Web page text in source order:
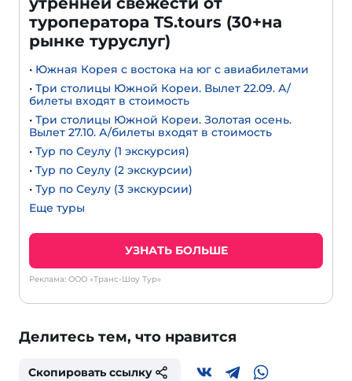
туроператора TS.tours (30+на
рынке туруслуг)
• Южная Корея с востока на юг с авиабилетами
• Три столицы Южной Кореи. Вылет 22.09. А/
билеты входят в стоимость
• Три столицы Южной Кореи. Золотая осень.
Вылет 27.10. А/билеты входят в стоимость
• Тур по Сеулу (1 экскурсия)
• Тур по Сеулу (2 экскурсии)
• Тур по Сеулу (3 экскурсии)
Еще туры
УЗНАТЬ БОЛЬШЕ
Реклама: ООО «Транс-Шоу Тур»
Делитесь тем, что нравится
Скопировать ссылку